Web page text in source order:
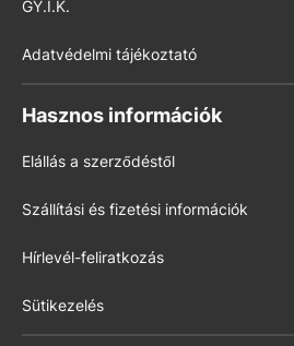
GY.I.K.
Adatvédelmi tájékoztató
Hasznos információk
Elállás a szerződéstől
Szállítási és fizetési információk
Hírlevél-feliratkozás
Sütikezelés